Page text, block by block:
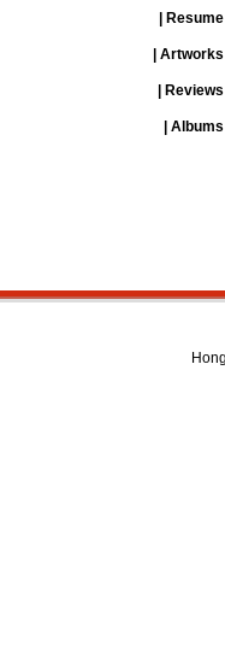
| Resume
| Artworks
| Reviews
| Albums